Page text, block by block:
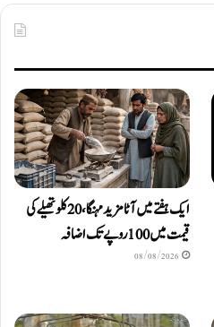
ایک ہفتے میں آٹا مزید مہنگا، 20 کلو تھیلے کی
قیمت میں 100 روپے تک اضافہ
08/08/2026